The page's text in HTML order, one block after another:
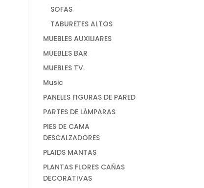
SOFAS
TABURETES ALTOS
MUEBLES AUXILIARES
MUEBLES BAR
MUEBLES TV.
Music
PANELES FIGURAS DE PARED
PARTES DE LÁMPARAS
PIES DE CAMA
DESCALZADORES
PLAIDS MANTAS
PLANTAS FLORES CAÑAS
DECORATIVAS